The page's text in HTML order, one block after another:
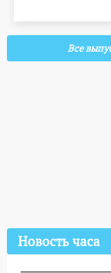
Все
Новость часа